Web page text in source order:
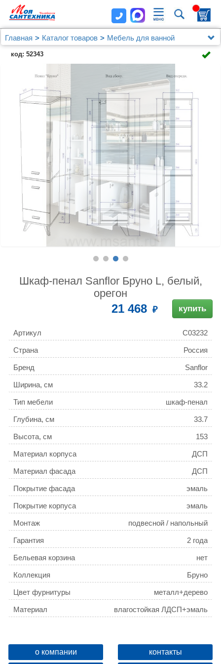
Главная Каталог товаров
Мебель для ванной
Шкаф-пенал Sanflor Бруно L, белый, орегон
код: 52343
Шкаф-пенал Sanflor Бруно L, белый,
орегон
21 468 купить
Артикул С03232
Страна Россия
Бренд Sanflor
Ширина, см 33.2
Тип мебели шкаф-пенал
Глубина, см 33.7
Высота, см 153
Материал корпуса ДСП
Материал фасада ДСП
Покрытие фасада эмаль
Покрытие корпуса эмаль
Монтаж подвесной / напольный
Гарантия 2 года
Бельевая корзина нет
Коллекция Бруно
Цвет фурнитуры металл+дерево
Материал влагостойкая ЛДСП+эмаль
Цвет Белый матовый, орегон
Ножки в комплекте три
о компании контакты